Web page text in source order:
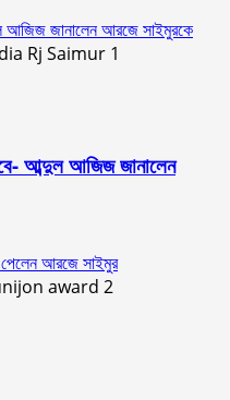
আজিজ জানালেন আরজে সাইমুরকে
1
আব্দুল আজিজ জানালেন
পেলেন আরজে সাইমুর
2